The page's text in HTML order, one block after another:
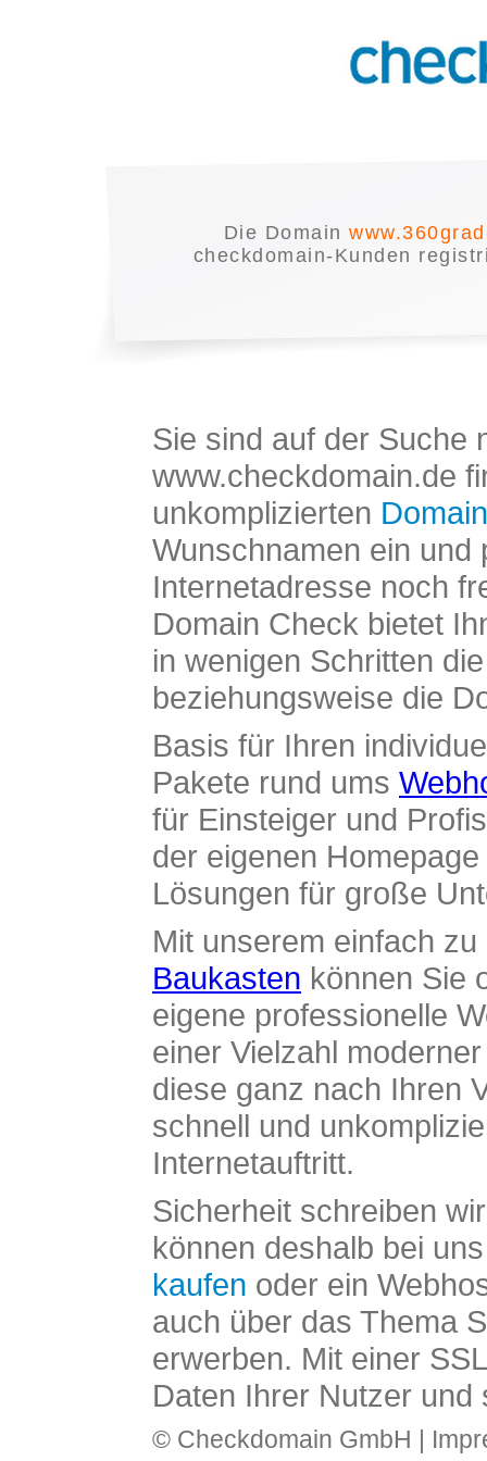
Die Domain
checkdomain-Kunden
Sie sind auf der Suche
www.checkdomain.de
unkomplizierten
Wunschnamen ein und
Internetadresse noch
Domain Check bietet
in wenigen Schritten
beziehungsweise die
Basis für Ihren
Pakete rund ums
für Einsteiger und
der eigenen
Lösungen für große
Mit unserem einfach
Baukasten können Sie
eigene professionelle
einer Vielzahl
diese ganz nach Ihren
schnell und
Internetauftritt.
Sicherheit schreiben
können deshalb bei
kaufen oder ein
auch über das Thema
erwerben. Mit einer
Daten Ihrer Nutzer und
© Checkdomain GmbH |